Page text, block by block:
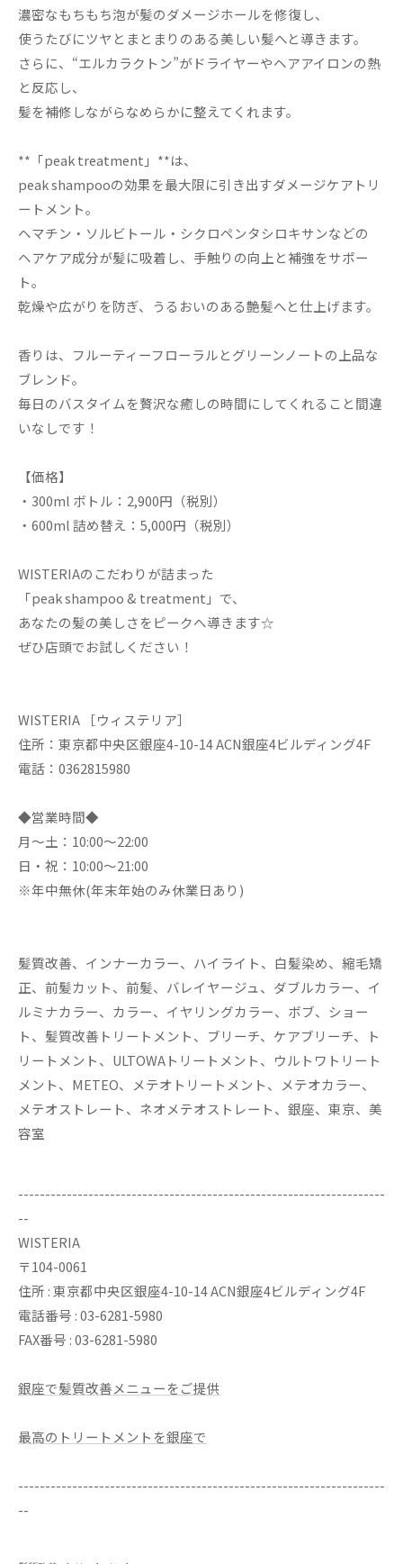
濃密なもちもち泡が髪のダメージホールを修復し、
使うたびにツヤとまとまりのある美しい髪へと導きます。
さらに、“エルカラクトン”がドライヤーやヘアアイロンの熱
と反応し、
髪を補修しながらなめらかに整えてくれます。
**「peak treatment」**は、
peak shampooの効果を最大限に引き出すダメージケアトリ
ートメント。
ヘマチン・ソルビトール・シクロペンタシロキサンなどの
ヘアケア成分が髪に吸着し、手触りの向上と補強をサポー
ト。
乾燥や広がりを防ぎ、うるおいのある艶髪へと仕上げます。
香りは、フルーティーフローラルとグリーンノートの上品な
ブレンド。
毎日のバスタイムを贅沢な癒しの時間にしてくれること間違
いなしです！
【価格】
・300ml ボトル：2,900円（税別）
・600ml 詰め替え：5,000円（税別）
WISTERIAのこだわりが詰まった
「peak shampoo & treatment」で、
あなたの髪の美しさをピークへ導きます☆
ぜひ店頭でお試しください！
WISTERIA ［ウィステリア］
住所：東京都中央区銀座4-10-14 ACN銀座4ビルディング4F
電話：0362815980
◆営業時間◆
月～土：10:00～22:00
日・祝：10:00～21:00
※年中無休(年末年始のみ休業日あり)
髪質改善、インナーカラー、ハイライト、白髪染め、縮毛矯
正、前髪カット、前髪、バレイヤージュ、ダブルカラー、イ
ルミナカラー、カラー、イヤリングカラー、ボブ、ショー
ト、髪質改善トリートメント、ブリーチ、ケアブリーチ、ト
リートメント、ULTOWAトリートメント、ウルトワトリート
メント、METEO、メテオトリートメント、メテオカラー、
メテオストレート、ネオメテオストレート、銀座、東京、美
容室
--------------------------------------------------------------------
--
WISTERIA
〒104-0061
住所 : 東京都中央区銀座4-10-14 ACN銀座4ビルディング4F
電話番号 : 03-6281-5980
FAX番号 : 03-6281-5980
銀座で髪質改善メニューをご提供
最高のトリートメントを銀座で
--------------------------------------------------------------------
--